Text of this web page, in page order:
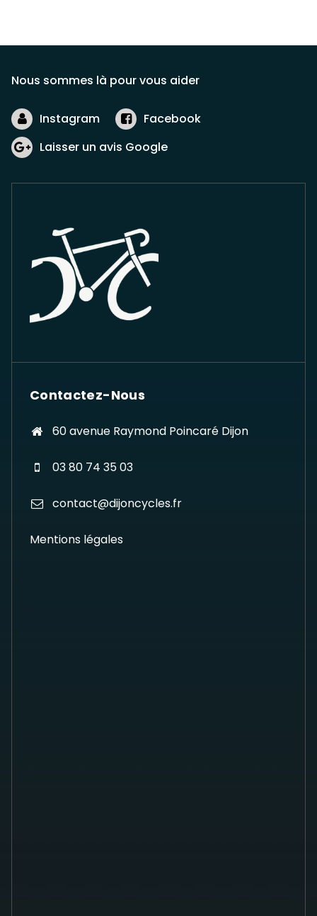
Nous sommes là pour vous aider
Instagram
Facebook
Laisser un avis Google
Contactez-Nous
60 avenue Raymond Poincaré Dijon
03 80 74 35 03
contact@dijoncycles.fr
Mentions légales